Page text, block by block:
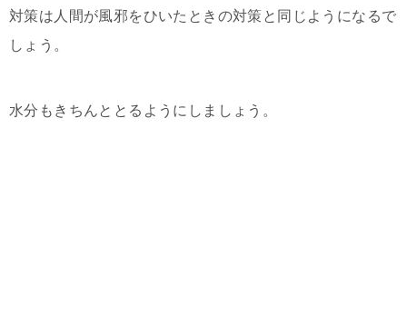
対策は人間が風邪をひいたときの対策と同じようになるで
しょう。
水分もきちんととるようにしましょう。